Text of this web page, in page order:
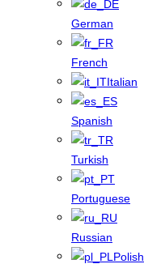
German
French
Italian
Spanish
Turkish
Portuguese
Russian
Polish